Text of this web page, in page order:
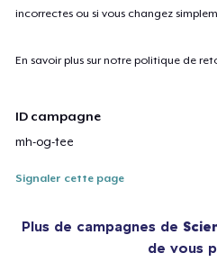
incorrectes ou si vous changez
En savoir plus sur notre politique de
ID campagne
mh-og-tee
Signaler cette page
Plus de campagnes de
de vous